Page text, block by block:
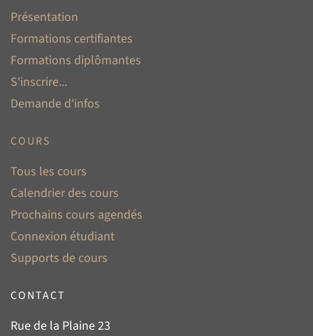
Présentation
Formations certifiantes
Formations diplômantes
S'inscrire...
Demande d'infos
COURS
Tous les cours
Calendrier des cours
Prochains cours agendés
Connexion étudiant
Supports de cours
CONTACT
Rue de la Plaine 23